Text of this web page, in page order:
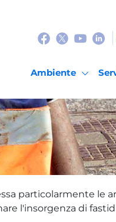
Ambiente
particolarmente le
l'insorgenza di